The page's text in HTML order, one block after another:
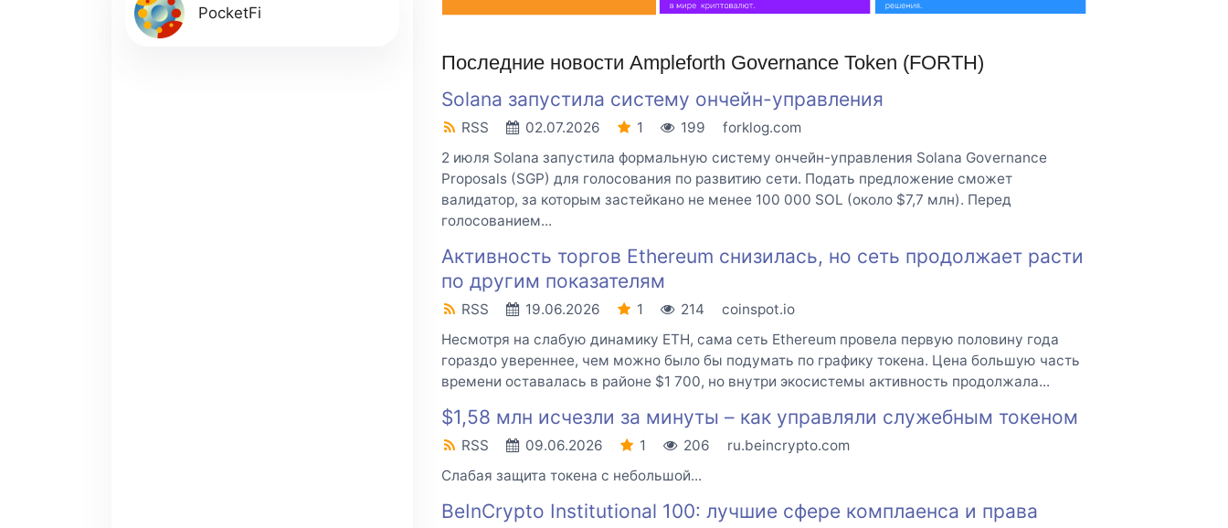
PocketFi
Последние новости Ampleforth Governance Token (FORTH)
Solana запустила систему ончейн-управления
RSS 02.07.2026 1 199
forklog.com
2 июля Solana запустила формальную систему ончейн-управления Solana Governance
Proposals (SGP) для голосования по развитию сети. Подать предложение сможет
валидатор, за которым застейкано не менее 100 000 SOL (около $7,7 млн). Перед
голосованием...
Активность торгов Ethereum снизилась, но сеть продолжает расти
по другим показателям
RSS 19.06.2026 1 214
coinspot.io
Несмотря на слабую динамику ETH, сама сеть Ethereum провела первую половину года
гораздо увереннее, чем можно было бы подумать по графику токена. Цена большую часть
времени оставалась в районе $1 700, но внутри экосистемы активность продолжала...
$1,58 млн исчезли за минуты – как управляли служебным токеном
RSS 09.06.2026 1 206
ru.beincrypto.com
Слабая защита токена с небольшой...
BeInCrypto Institutional 100: лучшие сфере комплаенса и права